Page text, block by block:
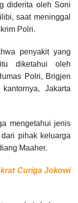
diderita oleh Soni
saat meninggal
Polri.
penyakit yang
diketahui oleh
Polri, Brigjen
Jakarta
mengetahui jenis
pihak keluarga
Maaher.
Curiga Jokowi